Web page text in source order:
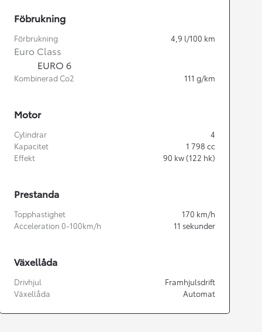
Föbrukning
Förbrukning 4,9 l/100 km
Euro Class
EURO 6
Kombinerad Co2 111 g/km
Motor
Cylindrar
4
Kapacitet
1 798 cc
Effekt
90 kw (122 hk)
Prestanda
Topphastighet 170 km/h
Acceleration 0-100km/h
11 sekunder
Växellåda
Drivhjul
Framhjulsdrift
Växellåda
Automat